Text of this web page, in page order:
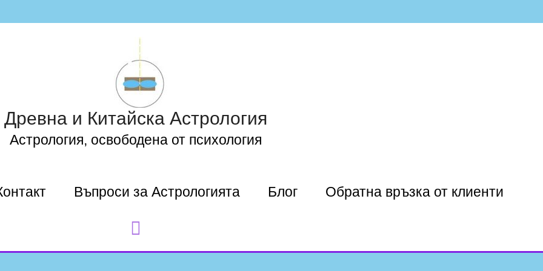
Древна и Китайска Астрология
Астрология, освободена от психология
Въпроси за Астрологията Блог Обратна връзка от клиенти
Search